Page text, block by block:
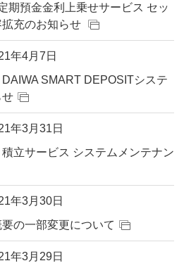
期預金金利上乗せサービス セッ
拡充のお知らせ
年4月7日
SMART DEPOSITシステ
せ
年3月31日
立サービス システムメンテナン
年3月30日
の一部変更について
年3月29日